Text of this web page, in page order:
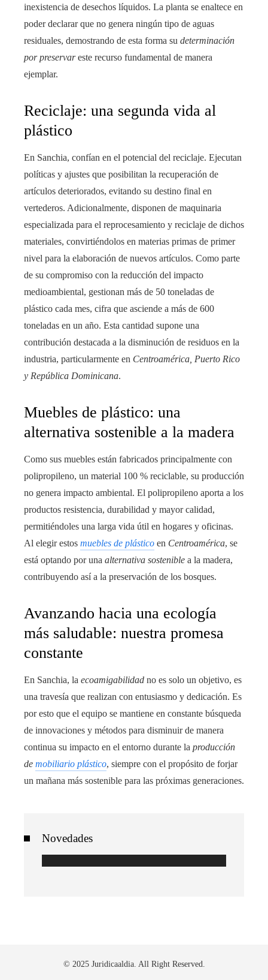
inexistencia de desechos líquidos. La planta se enaltece en
poder declarar que no genera ningún tipo de aguas
residuales, demostrando de esta forma su determinación
por preservareste recurso fundamental de manera
ejemplar.
Reciclaje: una segunda vida al
plástico
En Sanchia, confían en el potencial del reciclaje. Ejecutan
políticas y ajustes que posibilitan la recuperación de
artículos deteriorados, evitando su destino final en
vertederos. Adicionalmente, disponen de maquinaria
especializada para el reprocesamiento y reciclaje de dichos
materiales, convirtiéndolos en materias primas de primer
nivel para la elaboración de nuevos artículos. Como parte
de su compromiso con la reducción del impacto
medioambiental, gestionan más de 50 toneladas de
plástico cada mes, cifra que asciende a más de 600
toneladas en un año. Esta cantidad supone una
contribución destacada a la disminución de residuos en la
industria, particularmente en Centroamérica, Puerto Rico
y República Dominicana.
Muebles de plástico: una
alternativa sostenible a la madera
Como sus muebles están fabricados principalmente con
polipropileno, un material 100 % reciclable, su producción
no genera impacto ambiental. El polipropileno aporta a los
productos resistencia, durabilidad y mayor calidad,
permitiéndoles una larga vida útil en hogares y oficinas.
Al elegir estos muebles de plástico en Centroamérica, se
está optando por una alternativa sostenible a la madera,
contribuyendo así a la preservación de los bosques.
Avanzando hacia una ecología
más saludable: nuestra promesa
constante
En Sanchia, la ecoamigabilidad no es solo un objetivo, es
una travesía que realizan con entusiasmo y dedicación. Es
por esto que el equipo se mantiene en constante búsqueda
de innovaciones y métodos para disminuir de manera
continua su impacto en el entorno durante la producción
de mobiliario plástico, siempre con el propósito de forjar
un mañana más sostenible para las próximas generaciones.
Novedades
© 2025 Juridicaaldia. All Right Reserved.